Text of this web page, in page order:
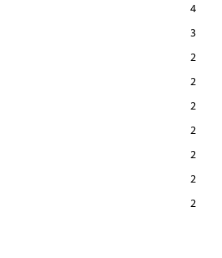
4
3
2
2
2
2
2
2
2